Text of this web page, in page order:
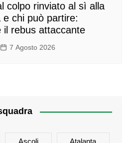
colpo rinviato al sì alla
chi può partire:
il rebus attaccante
7 Agosto 2026